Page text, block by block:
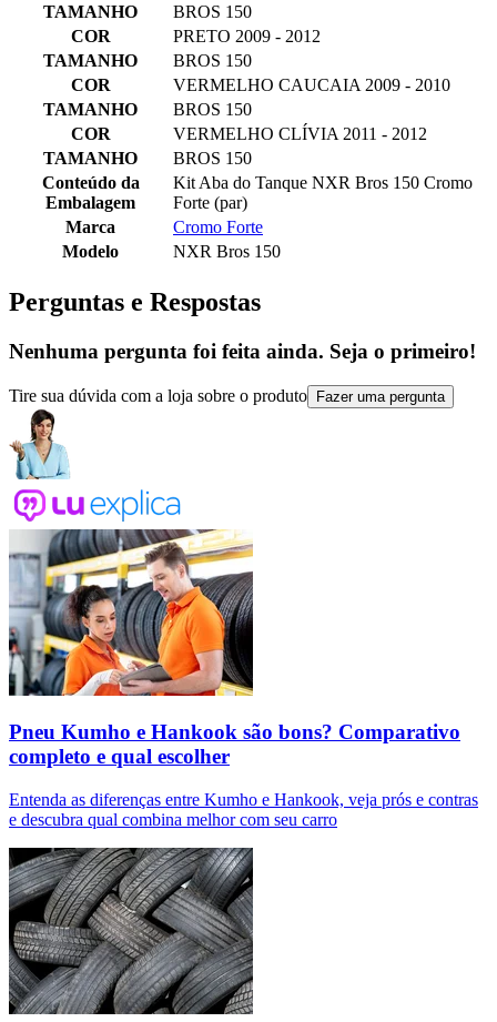
TAMANHO
BROS 150
COR
PRETO 2009 - 2012
TAMANHO
BROS 150
COR
VERMELHO CAUCAIA 2009 - 2010
TAMANHO
BROS 150
COR
VERMELHO CLÍVIA 2011 - 2012
TAMANHO
BROS 150
Conteúdo da
Embalagem
Kit Aba do Tanque NXR Bros 150 Cromo
Forte (par)
Marca
Cromo Forte
Modelo
NXR Bros 150
Perguntas e Respostas
Nenhuma pergunta foi feita ainda. Seja o primeiro!
Tire sua dúvida com a loja sobre o produto Fazer uma pergunta
Pneu Kumho e Hankook são bons? Comparativo
completo e qual escolher
Entenda as diferenças entre Kumho e Hankook, veja prós e contras
e descubra qual combina melhor com seu carro